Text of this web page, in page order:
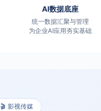
AI数据底座
统一数据汇聚与管理
为企业AI应用夯实基础
🎬 影视传媒